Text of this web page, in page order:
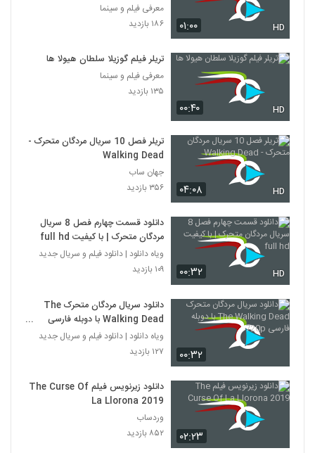
۰۱:۰۰ HD
معرفی فیلم و سینما
۱۸۶ بازدید
۰۰:۴۰ HD
تریلر فیلم گوزیلا سلطان هیولا ها
معرفی فیلم و سینما
۱۳۵ بازدید
۰۴:۰۸ HD
تریلر فصل 10 سریال مردگان متحرک -
Walking Dead
جهان ساب
۳۵۶ بازدید
۰۰:۳۲ HD
دانلود قسمت چهارم فصل 8 سریال
مردگان متحرک | با کیفیت full hd
ویاه دانلود | دانلود فیلم و سریال جدید
۱۰۹ بازدید
۰۰:۳۲
دانلود سریال مردگان متحرک The
Walking Dead با دوبله فارسی
720p
ویاه دانلود | دانلود فیلم و سریال جدید
۱۲۷ بازدید
۰۲:۲۳
دانلود زیرنویس فیلم The Curse Of
La Llorona 2019
وردساب
۸۵۲ بازدید